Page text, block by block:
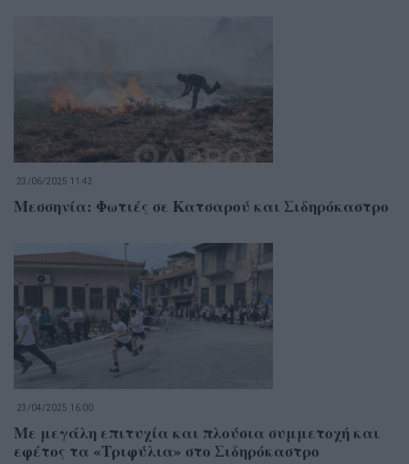
23/06/2025 11:43
Μεσσηνία: Φωτιές σε Κατσαρού και Σιδηρόκαστρο
23/04/2025 16:00
Με μεγάλη επιτυχία και πλούσια συμμετοχή και
εφέτος τα «Τριφύλια» στο Σιδηρόκαστρο